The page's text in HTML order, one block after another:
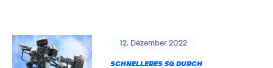
12. Dezember 2022
SCHNELLERES 5G DURCH